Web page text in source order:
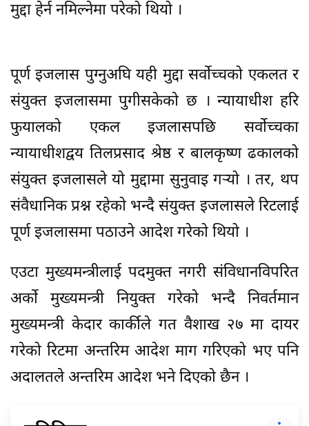
मुद्दा हेर्न नमिल्नेमा परेको थियो ।
पूर्ण इजलास पुग्नुअघि यही मुद्दा सर्वोच्चको एकलत र
संयुक्त इजलासमा पुगीसकेको छ । न्यायाधीश हरि
फुयालको एकल इजलासपछि सर्वोच्चका
न्यायाधीशद्वय तिलप्रसाद श्रेष्ठ र बालकृष्ण ढकालको
संयुक्त इजलासले यो मुद्दामा सुनुवाइ गर्‍यो । तर, थप
संवैधानिक प्रश्न रहेको भन्दै संयुक्त इजलासले रिटलाई
पूर्ण इजलासमा पठाउने आदेश गरेको थियो ।
एउटा मुख्यमन्त्रीलाई पदमुक्त नगरी संविधानविपरित
अर्को मुख्यमन्त्री नियुक्त गरेको भन्दै निवर्तमान
मुख्यमन्त्री केदार कार्कीले गत वैशाख २७ मा दायर
गरेको रिटमा अन्तरिम आदेश माग गरिएको भए पनि
अदालतले अन्तरिम आदेश भने दिएको छैन ।